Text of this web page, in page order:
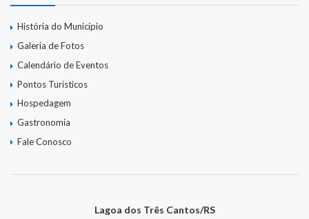
História do Município
Galeria de Fotos
Calendário de Eventos
Pontos Turísticos
Hospedagem
Gastronomia
Fale Conosco
Lagoa dos Três Cantos/RS